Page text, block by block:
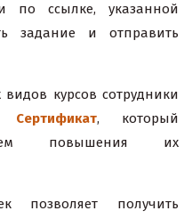
по ссылке, указанной
задание и отправить
курсов сотрудники
Сертификат, который
повышения их
позволяет получить